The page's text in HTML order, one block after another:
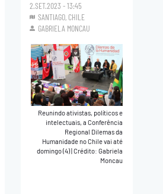
2.SET.2023 - 13:45
SANTIAGO, CHILE
GABRIELA MONCAU
Reunindo ativistas, políticos e
intelectuais, a Conferência
Regional Dilemas da
Humanidade no Chile vai até
domingo (4)|Crédito: Gabriela
Moncau